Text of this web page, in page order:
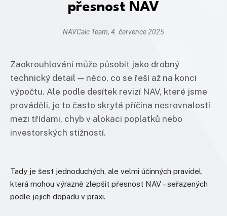
přesnost NAV
NAVCalc Team, 4. července 2025
Zaokrouhlování může působit jako drobný
technický detail — něco, co se řeší až na konci
výpočtu. Ale podle desítek revizí NAV, které jsme
prováděli, je to často skrytá příčina nesrovnalostí
mezi třídami, chyb v alokaci poplatků nebo
investorských stížností.
Tady je šest jednoduchých, ale velmi účinných pravidel,
která mohou výrazně zlepšit přesnost NAV – seřazených
podle jejich dopadu v praxi.